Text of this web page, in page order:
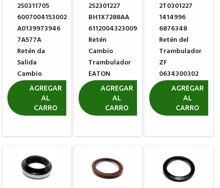
2S0311705
6007004153002
A0139973946
7A577A
Retén da
Salida
Cambio
EATON
4300203
R$ 97,45
AGREGAR
AL
CARRO
2S2301227
BH1X7288AA
6112004323009
Retén
Cambio
Trambulador
EATON
3003867
R$ 14,87
AGREGAR
AL
CARRO
2T0301227
1414996
6876348
Retén del
Trambulador
ZF
0634300302
R$ 12,86
AGREGAR
AL
CARRO